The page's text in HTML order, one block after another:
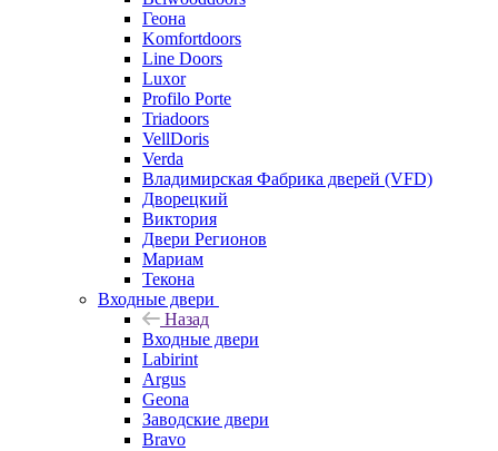
Геона
Komfortdoors
Line Doors
Luxor
Profilo Porte
Triadoors
VellDoris
Verda
Владимирская Фабрика дверей (VFD)
Дворецкий
Виктория
Двери Регионов
Мариам
Текона
Входные двери
Назад
Входные двери
Labirint
Argus
Geona
Заводские двери
Bravo